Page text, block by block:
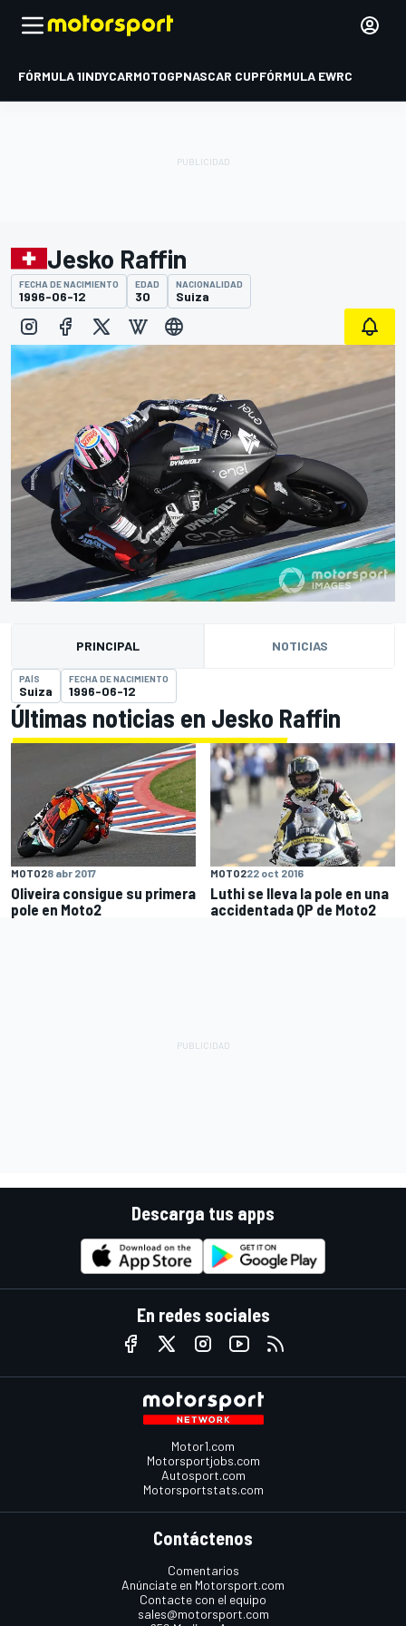
FÓRMULA 1INDYCARMOTOGPNASCAR CUPFÓRMULA EWRC
Jesko Raffin
FECHA DE NACIMIENTO
1996-06-12
EDAD
30
NACIONALIDAD
Suiza
PRINCIPAL NOTICIAS
PAÍS
Suiza
FECHA DE NACIMIENTO
1996-06-12
Últimas noticias en Jesko Raffin
MOTO28 abr 2017
Oliveira consigue su primera
pole en Moto2
MOTO222 oct 2016
Luthi se lleva la pole en una
accidentada QP de Moto2
Descarga tus apps
En redes sociales
Motor1.com
Motorsportjobs.com
Autosport.com
Motorsportstats.com
Contáctenos
Comentarios
Anúnciate en Motorsport.com
Contacte con el equipo
sales@motorsport.com